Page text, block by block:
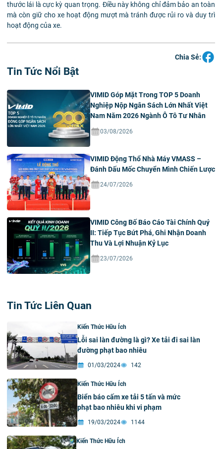
thước lái là cực kỳ quan trọng. Điều này không chỉ đảm bảo an toàn
mà còn giữ cho xe hoạt động mượt mà tránh được rủi ro và duy trì
hoạt động của xe.
Chia Sẻ:
Tin Tức Nổi Bật
VIMID Góp Mặt Trong TOP 5 Doanh
Nghiệp Nộp Ngân Sách Lớn Nhất Việt
Nam Năm 2026 Ngành Ô Tô Tư Nhân
03/08/2026
VIMID Động Thổ Nhà Máy VMASS –
Đánh Dấu Mốc Chuyển Mình Chiến Lược
24/07/2026
VIMID Công Bố Báo Cáo Tài Chính Quý
II: Tiếp Tục Bứt Phá, Ghi Nhận Doanh
Thu Và Lợi Nhuận Kỷ Lục
23/07/2026
Tin Tức Liên Quan
Kiến Thức Hữu Ích
Lỗi sai làn đường là gì? Xe tải đi sai làn
đường phạt bao nhiêu
01/03/2024 142
Kiến Thức Hữu Ích
Biển báo cấm xe tải 5 tấn và mức
phạt bao nhiêu khi vi phạm
19/03/2024 1144
Kiến Thức Hữu Ích